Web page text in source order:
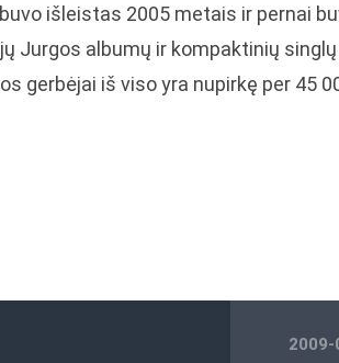
išleistas 2005 metais ir pernai
Jurgos albumų ir kompaktinių singlų
gerbėjai iš viso yra nupirkę per 45